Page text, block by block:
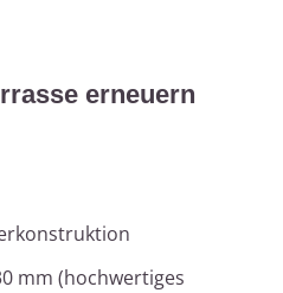
erneuern
mm (hochwertiges